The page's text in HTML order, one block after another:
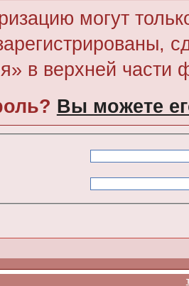
могут
в верхней части
Вы можете